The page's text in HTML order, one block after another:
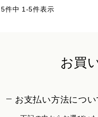
5件中 1 -5件表示
お買
お支払い方法につい